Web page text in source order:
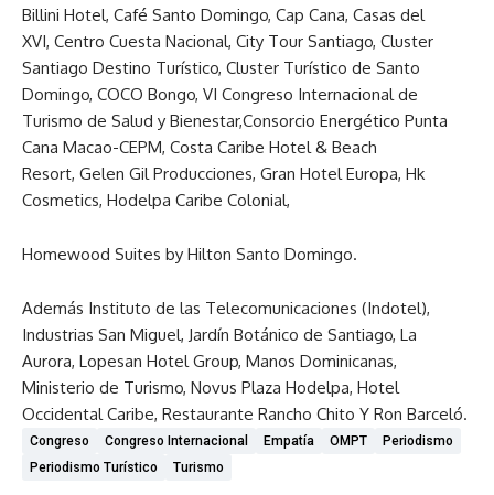
Billini Hotel, Café Santo Domingo, Cap Cana, Casas del
XVI, Centro Cuesta Nacional, City Tour Santiago, Cluster
Santiago Destino Turístico, Cluster Turístico de Santo
Domingo, COCO Bongo, VI Congreso Internacional de
Turismo de Salud y Bienestar,Consorcio Energético Punta
Cana Macao-CEPM, Costa Caribe Hotel & Beach
Resort, Gelen Gil Producciones, Gran Hotel Europa, Hk
Cosmetics, Hodelpa Caribe Colonial,
Homewood Suites by Hilton Santo Domingo.
Además Instituto de las Telecomunicaciones (Indotel),
Industrias San Miguel, Jardín Botánico de Santiago, La
Aurora, Lopesan Hotel Group, Manos Dominicanas,
Ministerio de Turismo, Novus Plaza Hodelpa, Hotel
Occidental Caribe, Restaurante Rancho Chito Y Ron Barceló.
Congreso Congreso Internacional Empatía OMPT
Periodismo
Periodismo Turístico
Turismo